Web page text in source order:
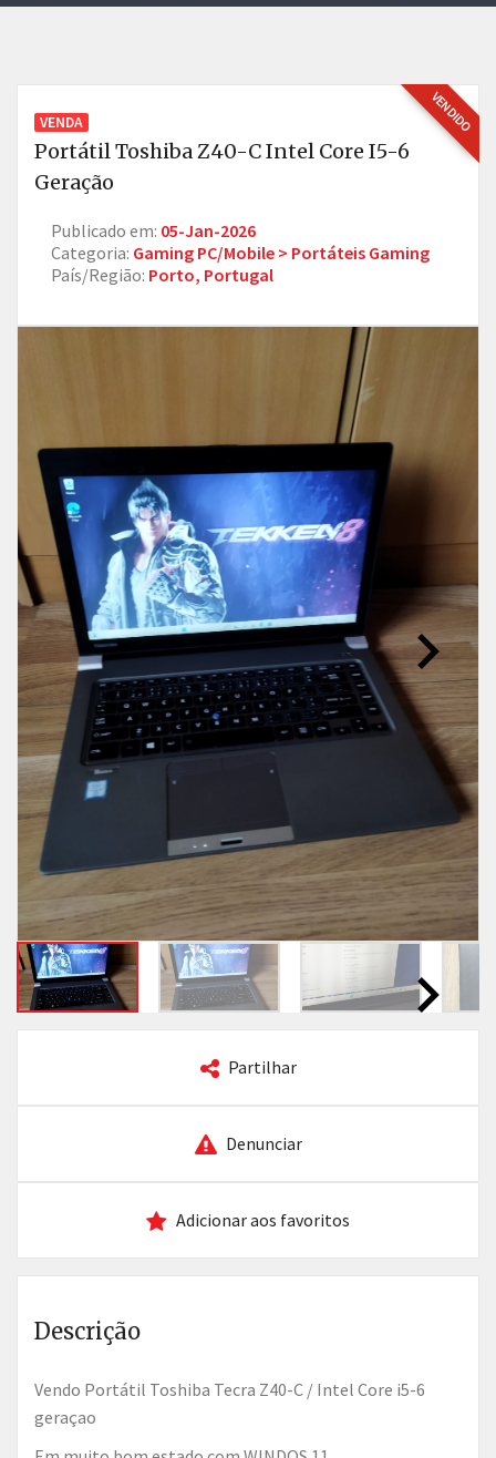
VENDIDO
VENDA
Portátil Toshiba Z40-C Intel Core I5-6
Geração
Publicado em: 05-Jan-2026
Categoria: Gaming PC/Mobile > Portáteis Gaming
País/Região: Porto, Portugal
Partilhar
Denunciar
Adicionar aos favoritos
Descrição
vendo Portátil Toshiba Tecra Z40-C / Intel Core i5-6
geraçao